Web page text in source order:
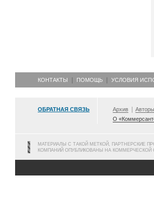
КОНТАКТЫ ПОМОЩЬ УСЛОВИЯ
ОБРАТНАЯ СВЯЗЬ Архив Авторы
О
МАТЕРИАЛЫ С ТАКОЙ МЕТКОЙ, ПАРТНЕРСКИЕ
КОМПАНИЙ ОПУБЛИКОВАНЫ НА КОММЕРЧЕСКОЙ